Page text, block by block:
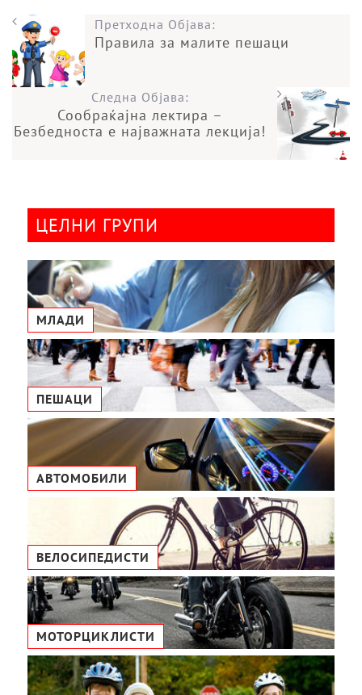
Претходна Објава:
Правила за малите пешаци
Следна Објава:
Сообраќајна лектира –
Безбедноста е најважната лекција!
ЦЕЛНИ ГРУПИ
МЛАДИ
ПЕШАЦИ
АВТОМОБИЛИ
ВЕЛОСИПЕДИСТИ
МОТОРЦИКЛИСТИ